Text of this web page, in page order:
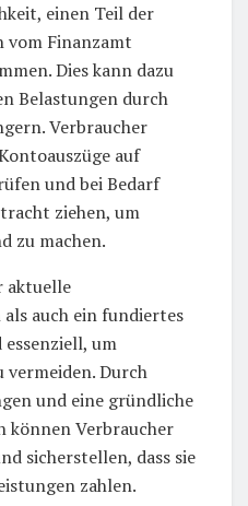
einen Teil der
vom Finanzamt
Dies kann dazu
Belastungen durch
Verbraucher
auf
und bei Bedarf
ziehen, um
zu machen.
aktuelle
auch ein fundiertes
essenziell, um
vermeiden. Durch
und eine gründliche
können Verbraucher
sicherstellen, dass sie
zahlen.